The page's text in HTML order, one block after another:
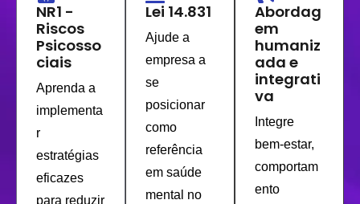
NR1 -
Riscos
Psicosso
ciais
Aprenda a
implementa
r
estratégias
eficazes
para reduzir
Lei 14.831
Ajude a
empresa a
se
posicionar
como
referência
em saúde
mental no
Abordag
em
humaniz
ada e
integrati
va
Integre
bem-estar,
comportam
ento